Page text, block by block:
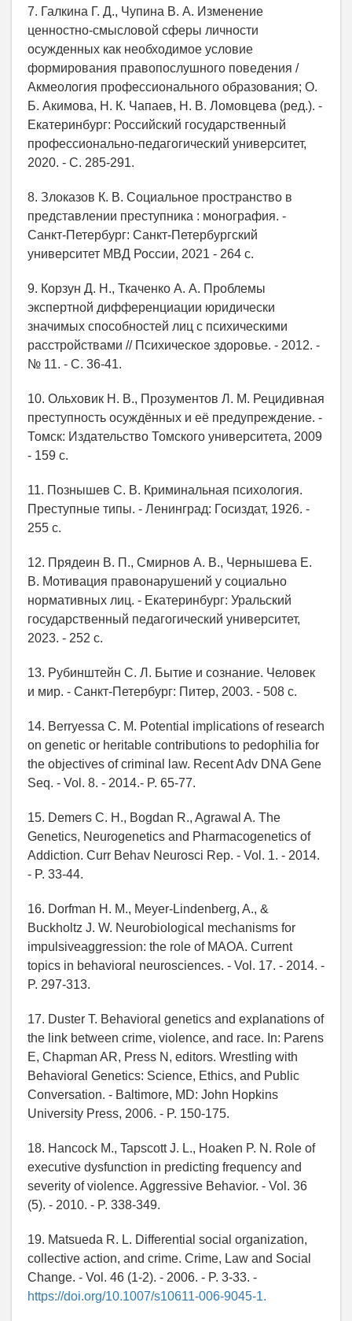
7. Галкина Г. Д., Чупина В. А. Изменение
ценностно-смысловой сферы личности
осужденных как необходимое условие
формирования правопослушного поведения /
Акмеология профессионального образования; О.
Б. Акимова, Н. К. Чапаев, Н. В. Ломовцева (ред.). -
Екатеринбург: Российский государственный
профессионально-педагогический университет,
2020. - С. 285-291.
8. Злоказов К. В. Социальное пространство в
представлении преступника : монография. -
Санкт-Петербург: Санкт-Петербургский
университет МВД России, 2021 - 264 с.
9. Корзун Д. Н., Ткаченко А. А. Проблемы
экспертной дифференциации юридически
значимых способностей лиц с психическими
расстройствами // Психическое здоровье. - 2012. -
№ 11. - С. 36-41.
10. Ольховик Н. В., Прозументов Л. М. Рецидивная
преступность осуждённых и её предупреждение. -
Томск: Издательство Томского университета, 2009
- 159 с.
11. Познышев С. В. Криминальная психология.
Преступные типы. - Ленинград: Госиздат, 1926. -
255 с.
12. Прядеин В. П., Смирнов А. В., Чернышева Е.
В. Мотивация правонарушений у социально
нормативных лиц. - Екатеринбург: Уральский
государственный педагогический университет,
2023. - 252 с.
13. Рубинштейн С. Л. Бытие и сознание. Человек
и мир. - Санкт-Петербург: Питер, 2003. - 508 с.
14. Berryessa C. M. Potential implications of research
on genetic or heritable contributions to pedophilia for
the objectives of criminal law. Recent Adv DNA Gene
Seq. - Vol. 8. - 2014.- P. 65-77.
15. Demers C. H., Bogdan R., Agrawal A. The
Genetics, Neurogenetics and Pharmacogenetics of
Addiction. Curr Behav Neurosci Rep. - Vol. 1. - 2014.
- P. 33-44.
16. Dorfman H. M., Meyer-Lindenberg, A., &
Buckholtz J. W. Neurobiological mechanisms for
impulsiveaggression: the role of MAOA. Current
topics in behavioral neurosciences. - Vol. 17. - 2014. -
P. 297-313.
17. Duster T. Behavioral genetics and explanations of
the link between crime, violence, and race. In: Parens
E, Chapman AR, Press N, editors. Wrestling with
Behavioral Genetics: Science, Ethics, and Public
Conversation. - Baltimore, MD: John Hopkins
University Press, 2006. - P. 150-175.
18. Hancock M., Tapscott J. L., Hoaken P. N. Role of
executive dysfunction in predicting frequency and
severity of violence. Aggressive Behavior. - Vol. 36
(5). - 2010. - P. 338-349.
19. Matsueda R. L. Differential social organization,
collective action, and crime. Crime, Law and Social
Change. - Vol. 46 (1-2). - 2006. - P. 3-33. -
https://doi.org/10.1007/s10611-006-9045-1.